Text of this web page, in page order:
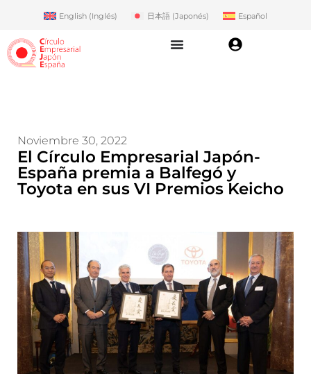
English (Inglés) 日本語(Japonés) Español
Noviembre 30, 2022
El Círculo Empresarial Japón-
España premia a Balfegó y
Toyota en sus VI Premios Keicho